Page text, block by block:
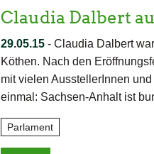
Claudia Dalbert
29.05.15- Claudia Dalbert
Köthen. Nach den
mit vielen AusstellerInnen
einmal: Sachsen-Anhalt ist
Parlament